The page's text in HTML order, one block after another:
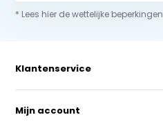
* Lees hier de wettelijke beperkingen
Klantenservice
Mijn account